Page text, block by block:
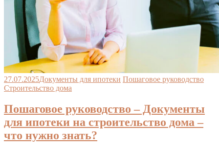
27.07.2025Документы для ипотеки Пошаговое руководство
Строительство дома
Пошаговое руководство – Документы
для ипотеки на строительство дома –
что нужно знать?